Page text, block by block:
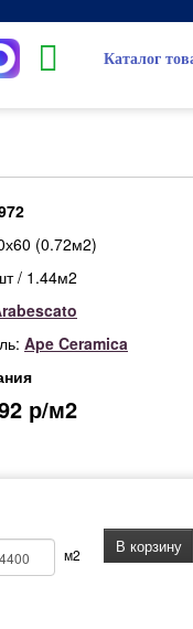
Каталог
(0.72м2)
/ 1.44м2
Ape Ceramica
р/м2
м2 В корзину